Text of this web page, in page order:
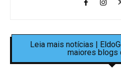
Leia mais notícias |
maiores blogs